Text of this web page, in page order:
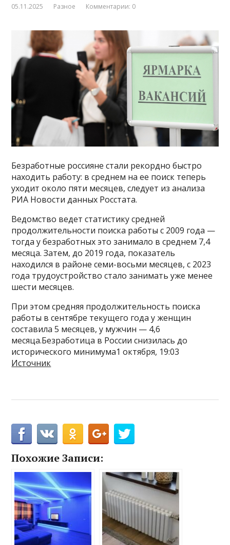
05.11.2025 Разное Комментарии: 0
Безработные россияне стали рекордно быстро
находить работу: в среднем на ее поиск теперь
уходит около пяти месяцев, следует из анализа
РИА Новости данных Росстата.
Ведомство ведет статистику средней
продолжительности поиска работы с 2009 года —
тогда у безработных это занимало в среднем 7,4
месяца. Затем, до 2019 года, показатель
находился в районе семи-восьми месяцев, с 2023
года трудоустройство стало занимать уже менее
шести месяцев.
При этом средняя продолжительность поиска
работы в сентябре текущего года у женщин
составила 5 месяцев, у мужчин — 4,6
месяца.Безработица в России снизилась до
исторического минимума1 октября, 19:03
Источник
Похожие Записи: